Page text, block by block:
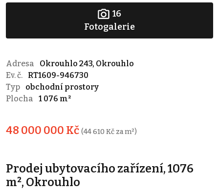
16
Fotogalerie
Adresa
Okrouhlo 243, Okrouhlo
Ev. č.
RT1609-946730
Typ
obchodní prostory
Plocha
1 076 m²
48 000 000 Kč (44 610 Kč za m²)
Prodej ubytovacího zařízení, 1076
m², Okrouhlo